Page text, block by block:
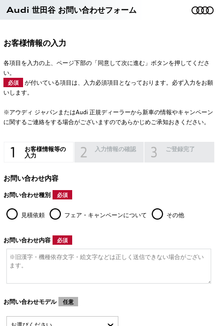
Audi 世田谷 お問い合わせフォーム
お客様情報の入力
各項目を入力の上、ページ下部の「同意して次に進む」ボタンを押してくださ
い。
必須
が付いている項目は、入力必須項目となっております。必ず入力をお願
いします。
※アウディ ジャパンまたはAudi 正規ディーラーから新車の情報やキャンペーン
に関するご連絡をする場合がございますのであらかじめご承知おきください。
お客様情報等の
入力
入力情報の確認 ご登録完了
お問い合わせ内容
お問い合わせ種別 必須
見積依頼 フェア・キャンペーンについて その他
お問い合わせ内容 必須
お問い合わせモデル 任意